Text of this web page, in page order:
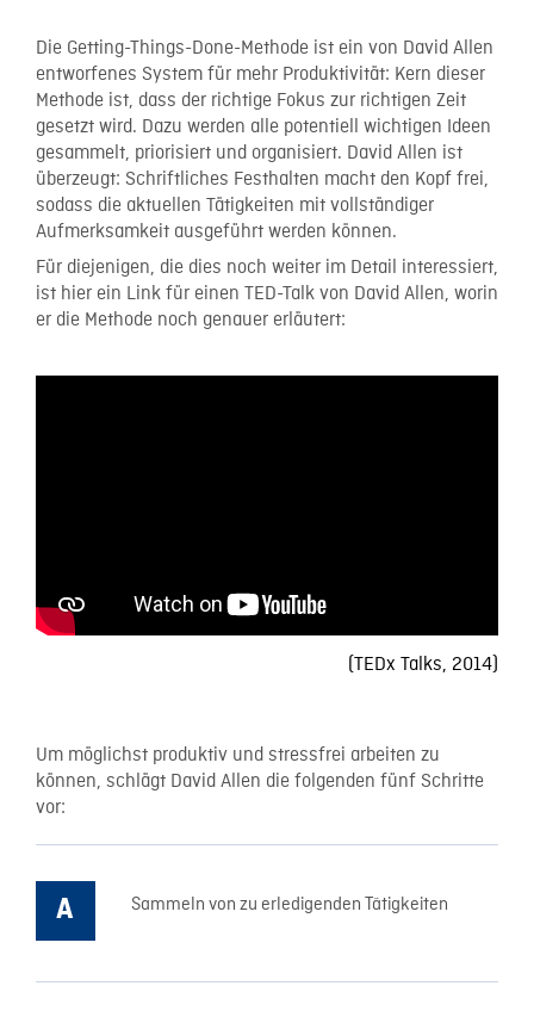
Die Getting-Things-Done-Methode ist ein von David Allen
entworfenes System für mehr Produktivität: Kern dieser
Methode ist, dass der richtige Fokus zur richtigen Zeit
gesetzt wird. Dazu werden alle potentiell wichtigen Ideen
gesammelt, priorisiert und organisiert. David Allen ist
überzeugt: Schriftliches Festhalten macht den Kopf frei,
sodass die aktuellen Tätigkeiten mit vollständiger
Aufmerksamkeit ausgeführt werden können.
Für diejenigen, die dies noch weiter im Detail interessiert,
ist hier ein Link für einen TED-Talk von David Allen, worin
er die Methode noch genauer erläutert:
(TEDx Talks, 2014)
Um möglichst produktiv und stressfrei arbeiten zu
können, schlägt David Allen die folgenden fünf Schritte
vor:
Sammeln von zu erledigenden Tätigkeiten